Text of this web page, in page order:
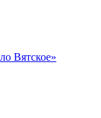
Вятское»